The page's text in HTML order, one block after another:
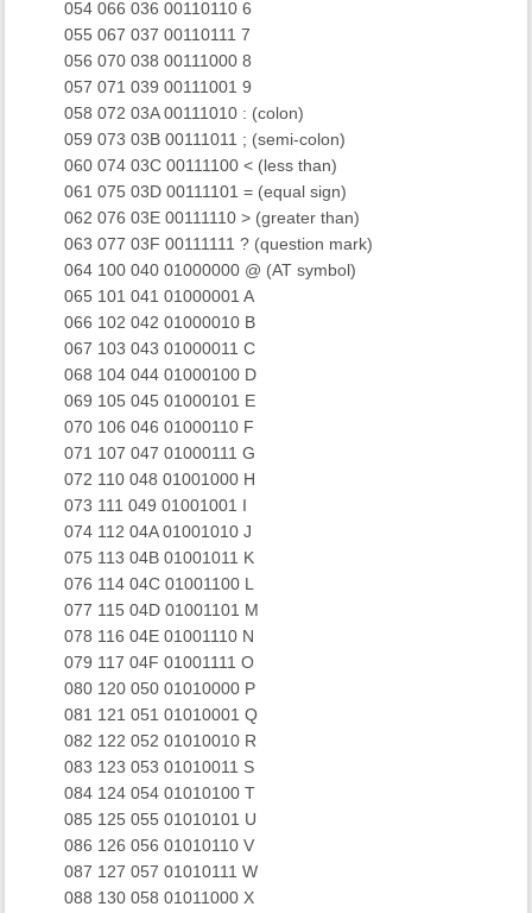
​ 054 066 036 00110110 6
​ 055 067 037 00110111 7
​ 056 070 038 00111000 8
​ 057 071 039 00111001 9
​ 058 072 03A 00111010 : (colon)
​ 059 073 03B 00111011 ; (semi-colon)
​ 060 074 03C 00111100 < (less than)
​ 061 075 03D 00111101 = (equal sign)
​ 062 076 03E 00111110 > (greater than)
​ 063 077 03F 00111111 ? (question mark)
​ 064 100 040 01000000 @ (AT symbol)
​ 065 101 041 01000001 A
​ 066 102 042 01000010 B
​ 067 103 043 01000011 C
​ 068 104 044 01000100 D
​ 069 105 045 01000101 E
​ 070 106 046 01000110 F
​ 071 107 047 01000111 G
​ 072 110 048 01001000 H
​ 073 111 049 01001001 I
​ 074 112 04A 01001010 J
​ 075 113 04B 01001011 K
​ 076 114 04C 01001100 L
​ 077 115 04D 01001101 M
​ 078 116 04E 01001110 N
​ 079 117 04F 01001111 O
​ 080 120 050 01010000 P
​ 081 121 051 01010001 Q
​ 082 122 052 01010010 R
​ 083 123 053 01010011 S
​ 084 124 054 01010100 T
​ 085 125 055 01010101 U
​ 086 126 056 01010110 V
​ 087 127 057 01010111 W
​ 088 130 058 01011000 X